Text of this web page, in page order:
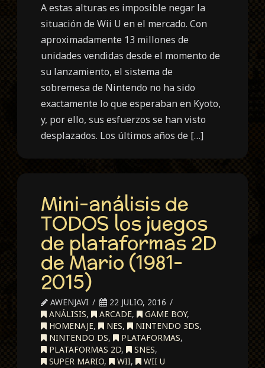
A estas alturas es imposible negar la
situación de Wii U en el mercado. Con
aproximadamente 13 millones de
unidades vendidas desde el momento de
su lanzamiento, el sistema de
sobremesa de Nintendo no ha sido
exactamente lo que esperaban en Kyoto,
y, por ello, sus esfuerzos se han visto
desplazados. Los últimos años de […]
Mini-análisis de
TODOS los juegos
de plataformas 2D
de Mario (1981-
2015)
AWENJAVI
22 JULIO, 2016
ANÁLISIS, ARCADE, GAME BOY,
HOMENAJE, NES, NINTENDO 3DS,
NINTENDO DS, PLATAFORMAS,
PLATAFORMAS 2D, SNES,
SUPER MARIO, WII, WII U